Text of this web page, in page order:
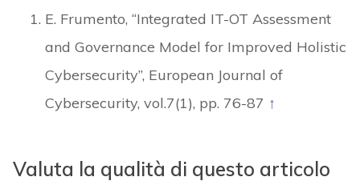
E. Frumento, “Integrated IT-OT Assessment
and Governance Model for Improved Holistic
Cybersecurity”, European Journal of
Cybersecurity, vol.7(1), pp. 76-87 ↑
Valuta la qualità di questo articolo